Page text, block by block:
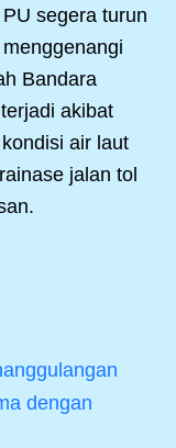
segera turun
Bandara
akibat
air laut
jalan tol
dengan